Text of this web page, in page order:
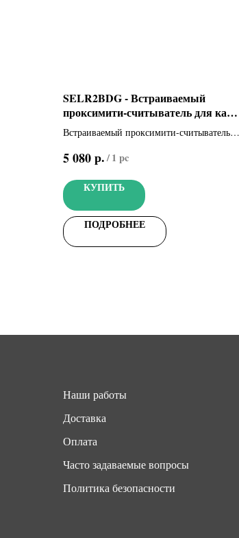
SELR2BDG - Встраиваемый
проксимити-считыватель для карт,
брелоков и TAG-капсул
Встраиваемый проксимити-считыватель
5 080р./1 pc
КУПИТЬ
ПОДРОБНЕЕ
Наши работы
Доставка
Оплата
Часто задаваемые вопросы
Политика безопасности